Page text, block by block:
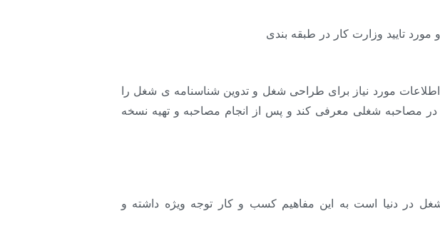
تایید وزارت کار در طبقه بندی
مورد نیاز برای طراحی شغل و تدوین شناسنامه ی شغل را
در مصاحبه شغلی معرفی کند و پس از انجام مصاحبه و تهیه نسخه
در دنیا است به این مفاهیم کسب و کار توجه ویژه داشته و